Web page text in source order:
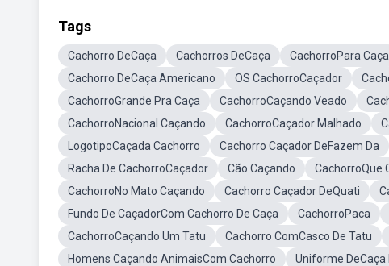
Tags
Cachorro DeCaça Cachorros DeCaça CachorroPara Caça
Cachorro DeCaça Americano
OS CachorroCaçador
CachorroGrande Pra Caça
CachorroCaçando Veado
CachorroNacional Caçando
CachorroCaçador Malhado
LogotipoCaçada Cachorro
Cachorro Caçador DeFazem Da
Racha De CachorroCaçador
Cão Caçando CachorroQue
CachorroNo Mato Caçando
Cachorro Caçador DeQuati
Fundo De CaçadorCom Cachorro De Caça
CachorroPaca
CachorroCaçando Um Tatu
Cachorro ComCasco De Tatu
Homens Caçando AnimaisCom Cachorro
Uniforme DeCaça